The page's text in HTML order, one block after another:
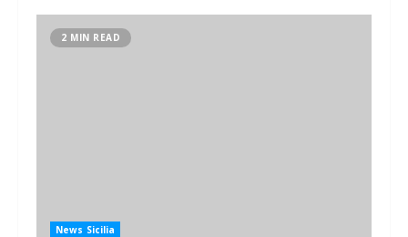
2 MIN READ
News Sicilia